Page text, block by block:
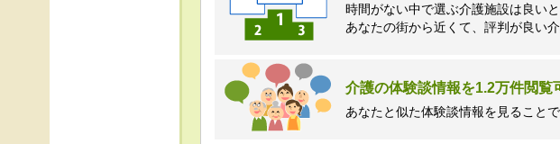
時間がない中で選ぶ介護施設は良い
あなたの街から近くて、評判が良い
介護の体験談情報を1.2万件閲覧
あなたと似た体験談情報を見ること